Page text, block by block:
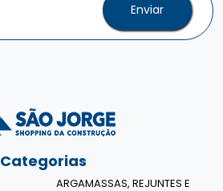
Enviar
Categorias
ARGAMASSAS, REJUNTES E